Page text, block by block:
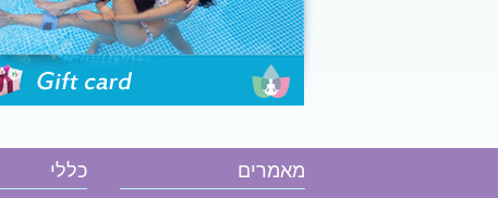
מאמרים כללי